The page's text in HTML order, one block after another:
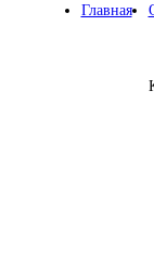
Главная